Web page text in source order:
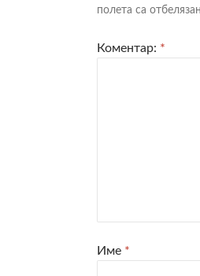
полета са
Коментар: *
Име *